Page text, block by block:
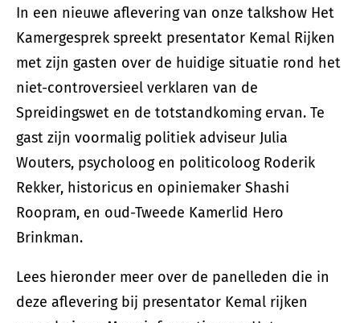
In een nieuwe aflevering van onze talkshow Het
Kamergesprek spreekt presentator Kemal Rijken
met zijn gasten over de huidige situatie rond het
niet-controversieel verklaren van de
Spreidingswet en de totstandkoming ervan. Te
gast zijn voormalig politiek adviseur Julia
Wouters, psycholoog en politicoloog Roderik
Rekker, historicus en opiniemaker Shashi
Roopram, en oud-Tweede Kamerlid Hero
Brinkman.
Lees hieronder meer over de panelleden die in
deze aflevering bij presentator Kemal rijken